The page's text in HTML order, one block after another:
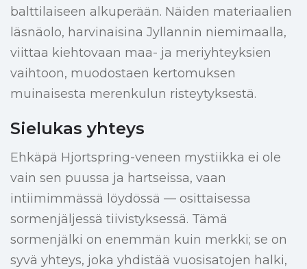
balttilaiseen alkuperään. Näiden materiaalien
läsnäolo, harvinaisina Jyllannin niemimaalla,
viittaa kiehtovaan maa- ja meriyhteyksien
vaihtoon, muodostaen kertomuksen
muinaisesta merenkulun risteytyksestä.
Sielukas yhteys
Ehkäpä Hjortspring-veneen mystiikka ei ole
vain sen puussa ja hartseissa, vaan
intiimimmässä löydössä — osittaisessa
sormenjäljessä tiivistyksessä. Tämä
sormenjälki on enemmän kuin merkki; se on
syvä yhteys, joka yhdistää vuosisatojen halki,